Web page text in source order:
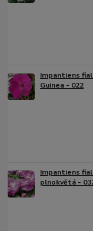
Impantiens
Guinea - 022
Impantiens
plnokvětá -